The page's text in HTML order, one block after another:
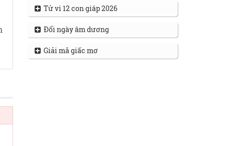
Tử vi 12 con giáp 2026
Đổi ngày âm dương
Giải mã giấc mơ